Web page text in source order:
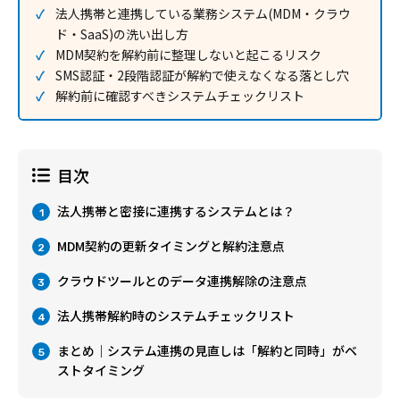
法人携帯と連携している業務システム(MDM・クラウ
ド・SaaS)の洗い出し方
MDM契約を解約前に整理しないと起こるリスク
SMS認証・2段階認証が解約で使えなくなる落とし穴
解約前に確認すべきシステムチェックリスト
目次
1 法人携帯と密接に連携するシステムとは？
2 MDM契約の更新タイミングと解約注意点
3 クラウドツールとのデータ連携解除の注意点
4 法人携帯解約時のシステムチェックリスト
5
まとめ｜システム連携の見直しは「解約と同時」がベ
ストタイミング